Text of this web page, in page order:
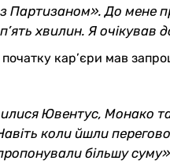
Партизаном». До мене
хвилин. Я
кар’єри мав
Ювентус, Монако
коли йшли
більшу